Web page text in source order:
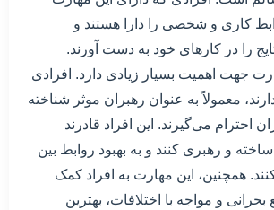
کاری و شخصی را دارا هستند و
را در کارهای خود به دست آورند.
جهت اهمیت بسیار زیادی دارد. افرادی
معمولاً به عنوان رهبران موثر شناخته
احترام می‌گیرند. این افراد قادرند
و رهبری کنند و به بهبود روابط بین
همچنین، این مهارت به افراد کمک
و مواجه با اختلافات، بهترین